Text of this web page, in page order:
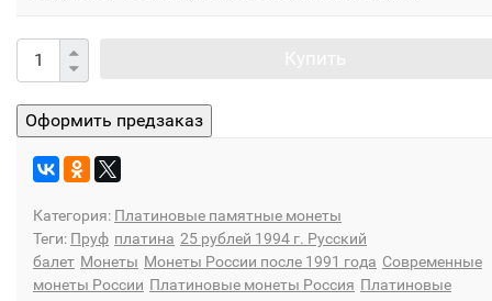
Категория: Платиновые памятные монеты
Теги: Пруф платина 25 рублей 1994 г. Русский
балет Монеты Монеты России после 1991 года Современные
монеты России Платиновые монеты Россия Платиновые